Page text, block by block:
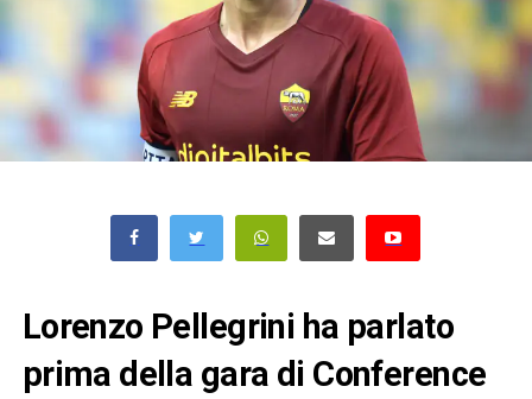
Lorenzo Pellegrini ha parlato
prima della gara di Conference